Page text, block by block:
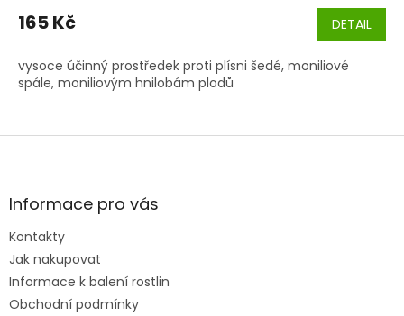
165 Kč DETAIL
vysoce účinný prostředek proti plísni šedé, moniliové
spále, moniliovým hnilobám plodů
Z
aInformace pro vás
Kontakty
Jak nakupovat
Informace k balení rostlin
Obchodní podmínky